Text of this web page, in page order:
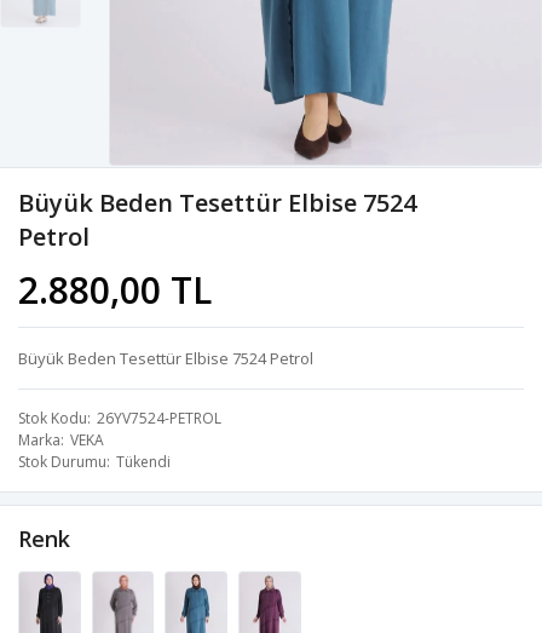
Büyük Beden Tesettür Elbise 7524
Petrol
2.880,00 TL
Büyük Beden Tesettür Elbise 7524 Petrol
Stok Kodu 26YV7524-PETROL
Marka VEKA
Stok Durumu Tükendi
Renk